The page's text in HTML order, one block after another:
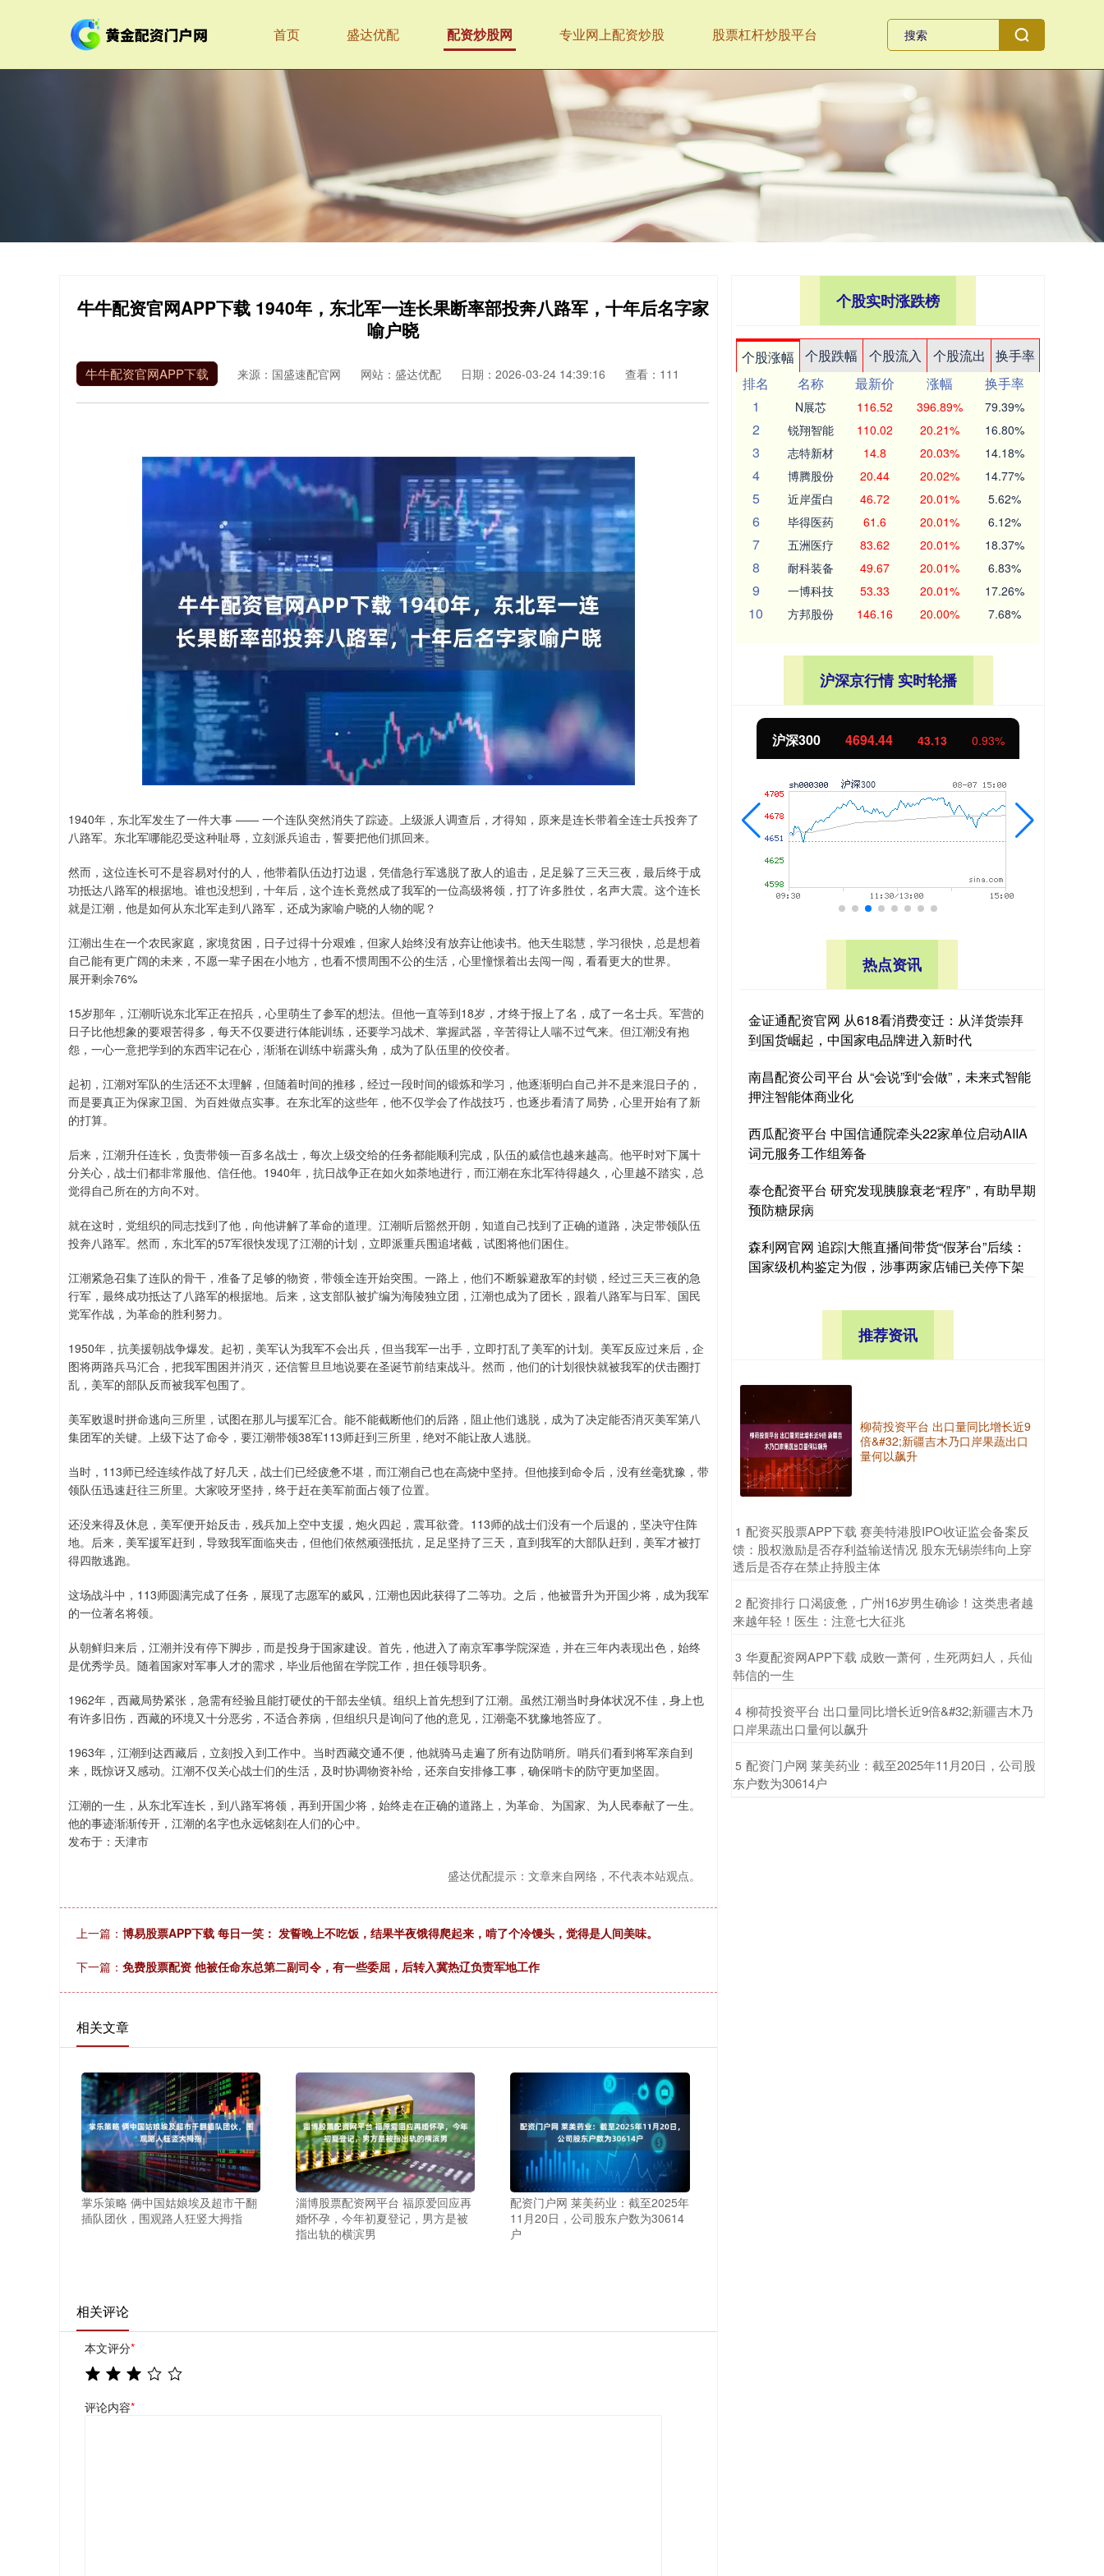
首页 盛达优配 配资炒股网 专业网上配资炒股 股票杠杆炒股平台
牛牛配资官网APP下载 1940年，东北军一连长果断率部投奔八路军，十年后名字家
喻户晓
牛牛配资官网APP下载 来源：国盛速配官网 网站：盛达优配 日期：2026-03-24 14:39:16 查看：111
1940年，东北军发生了一件大事 —— 一个连队突然消失了踪迹。上级派人调查后，才得知，原来是连长带着全连士兵投奔了
八路军。东北军哪能忍受这种耻辱，立刻派兵追击，誓要把他们抓回来。
然而，这位连长可不是容易对付的人，他带着队伍边打边退，凭借急行军逃脱了敌人的追击，足足躲了三天三夜，最后终于成
功抵达八路军的根据地。谁也没想到，十年后，这个连长竟然成了我军的一位高级将领，打了许多胜仗，名声大震。这个连长
就是江潮，他是如何从东北军走到八路军，还成为家喻户晓的人物的呢？
江潮出生在一个农民家庭，家境贫困，日子过得十分艰难，但家人始终没有放弃让他读书。他天生聪慧，学习很快，总是想着
自己能有更广阔的未来，不愿一辈子困在小地方，也看不惯周围不公的生活，心里憧憬着出去闯一闯，看看更大的世界。
展开剩余76%
15岁那年，江潮听说东北军正在招兵，心里萌生了参军的想法。但他一直等到18岁，才终于报上了名，成了一名士兵。军营的
日子比他想象的要艰苦得多，每天不仅要进行体能训练，还要学习战术、掌握武器，辛苦得让人喘不过气来。但江潮没有抱
怨，一心一意把学到的东西牢记在心，渐渐在训练中崭露头角，成为了队伍里的佼佼者。
起初，江潮对军队的生活还不太理解，但随着时间的推移，经过一段时间的锻炼和学习，他逐渐明白自己并不是来混日子的，
而是要真正为保家卫国、为百姓做点实事。在东北军的这些年，他不仅学会了作战技巧，也逐步看清了局势，心里开始有了新
的打算。
后来，江潮升任连长，负责带领一百多名战士，每次上级交给的任务都能顺利完成，队伍的威信也越来越高。他平时对下属十
分关心，战士们都非常服他、信任他。1940年，抗日战争正在如火如荼地进行，而江潮在东北军待得越久，心里越不踏实，总
觉得自己所在的方向不对。
就在这时，党组织的同志找到了他，向他讲解了革命的道理。江潮听后豁然开朗，知道自己找到了正确的道路，决定带领队伍
投奔八路军。然而，东北军的57军很快发现了江潮的计划，立即派重兵围追堵截，试图将他们困住。
江潮紧急召集了连队的骨干，准备了足够的物资，带领全连开始突围。一路上，他们不断躲避敌军的封锁，经过三天三夜的急
行军，最终成功抵达了八路军的根据地。后来，这支部队被扩编为海陵独立团，江潮也成为了团长，跟着八路军与日军、国民
党军作战，为革命的胜利努力。
1950年，抗美援朝战争爆发。起初，美军认为我军不会出兵，但当我军一出手，立即打乱了美军的计划。美军反应过来后，企
图将两路兵马汇合，把我军围困并消灭，还信誓旦旦地说要在圣诞节前结束战斗。然而，他们的计划很快就被我军的伏击圈打
乱，美军的部队反而被我军包围了。
美军败退时拼命逃向三所里，试图在那儿与援军汇合。能不能截断他们的后路，阻止他们逃脱，成为了决定能否消灭美军第八
集团军的关键。上级下达了命令，要江潮带领38军113师赶到三所里，绝对不能让敌人逃脱。
当时，113师已经连续作战了好几天，战士们已经疲惫不堪，而江潮自己也在高烧中坚持。但他接到命令后，没有丝毫犹豫，带
领队伍迅速赶往三所里。大家咬牙坚持，终于赶在美军前面占领了位置。
还没来得及休息，美军便开始反击，残兵加上空中支援，炮火四起，震耳欲聋。113师的战士们没有一个后退的，坚决守住阵
地。后来，美军援军赶到，导致我军面临夹击，但他们依然顽强抵抗，足足坚持了三天，直到我军的大部队赶到，美军才被打
得四散逃跑。
这场战斗中，113师圆满完成了任务，展现了志愿军的威风，江潮也因此获得了二等功。之后，他被晋升为开国少将，成为我军
的一位著名将领。
从朝鲜归来后，江潮并没有停下脚步，而是投身于国家建设。首先，他进入了南京军事学院深造，并在三年内表现出色，始终
是优秀学员。随着国家对军事人才的需求，毕业后他留在学院工作，担任领导职务。
1962年，西藏局势紧张，急需有经验且能打硬仗的干部去坐镇。组织上首先想到了江潮。虽然江潮当时身体状况不佳，身上也
有许多旧伤，西藏的环境又十分恶劣，不适合养病，但组织只是询问了他的意见，江潮毫不犹豫地答应了。
1963年，江潮到达西藏后，立刻投入到工作中。当时西藏交通不便，他就骑马走遍了所有边防哨所。哨兵们看到将军亲自到
来，既惊讶又感动。江潮不仅关心战士们的生活，及时协调物资补给，还亲自安排修工事，确保哨卡的防守更加坚固。
江潮的一生，从东北军连长，到八路军将领，再到开国少将，始终走在正确的道路上，为革命、为国家、为人民奉献了一生。
他的事迹渐渐传开，江潮的名字也永远铭刻在人们的心中。
发布于：天津市
盛达优配提示：文章来自网络，不代表本站观点。
上一篇： 博易股票APP下载 每日一笑： 发誓晚上不吃饭，结果半夜饿得爬起来，啃了个冷馒头，觉得是人间美味。
下一篇： 免费股票配资 他被任命东总第二副司令，有一些委屈，后转入冀热辽负责军地工作
相关文章
掌乐策略 俩中国姑娘埃及超市干翻
插队团伙，围观路人狂竖大拇指
淄博股票配资网平台 福原爱回应再
婚怀孕，今年初夏登记，男方是被
指出轨的横滨男
配资门户网 莱美药业：截至2025年
11月20日，公司股东户数为30614
户
相关评论
本文评分*
评论内容*
个股实时涨跌榜
个股涨幅 个股跌幅 个股流入 个股流出
换手率
排名
名称 最新价 涨幅
换手率
1
N展芯 116.52 396.89% 79.39%
2 锐翔智能 110.02 20.21% 16.80%
3 志特新材 14.8 20.03% 14.18%
4 博腾股份 20.44 20.02% 14.77%
5 近岸蛋白 46.72 20.01% 5.62%
6 毕得医药 61.6 20.01% 6.12%
7 五洲医疗 83.62 20.01% 18.37%
8 耐科装备 49.67 20.01% 6.83%
9 一博科技 53.33 20.01% 17.26%
10 方邦股份 146.16 20.00% 7.68%
沪深京行情 实时轮播
深证成指 14311.01 200.89 1.42% 沪深300 4694.44 43.13 北证50 1134.24 11.37 1.01%
热点资讯
金证通配资官网 从618看消费变迁：从洋货崇拜
到国货崛起，中国家电品牌进入新时代
南昌配资公司平台 从“会说”到“会做”，未来式智能
押注智能体商业化
西瓜配资平台 中国信通院牵头22家单位启动AIIA
词元服务工作组筹备
泰仓配资平台 研究发现胰腺衰老“程序”，有助早期
预防糖尿病
森利网官网 追踪|大熊直播间带货“假茅台”后续：
国家级机构鉴定为假，涉事两家店铺已关停下架
推荐资讯
柳荷投资平台 出口量同比增长近9
倍&#32;新疆吉木乃口岸果蔬出口
量何以飙升
1 ​配资买股票APP下载 赛美特港股IPO收证监会备案反
馈：股权激励是否存利益输送情况 股东无锡崇纬向上穿
透后是否存在禁止持股主体
2 ​配资排行 口渴疲惫，广州16岁男生确诊！这类患者越
来越年轻！医生：注意七大征兆
3 ​华夏配资网APP下载 成败一萧何，生死两妇人，兵仙
韩信的一生
4 ​柳荷投资平台 出口量同比增长近9倍&#32;新疆吉木乃
口岸果蔬出口量何以飙升
5 ​配资门户网 莱美药业：截至2025年11月20日，公司股
东户数为30614户